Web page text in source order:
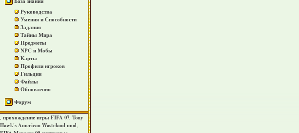
Руководства
Умения и Способности
Задания
Тайны Мира
Предметы
NPC и Мобы
Карты
Профили игроков
Гильдии
Файлы
Обновления
Форум
, прохождение игры FIFA 07, Tony
Hawk's American Wasteland mod,